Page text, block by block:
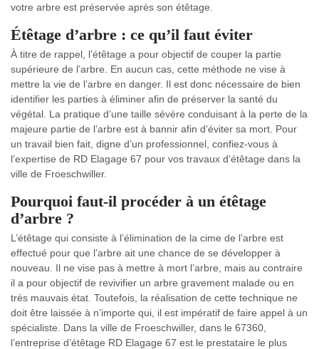
votre arbre est préservée après son étêtage.
Étêtage d’arbre : ce qu’il faut éviter
À titre de rappel, l’étêtage a pour objectif de couper la partie
supérieure de l’arbre. En aucun cas, cette méthode ne vise à
mettre la vie de l’arbre en danger. Il est donc nécessaire de bien
identifier les parties à éliminer afin de préserver la santé du
végétal. La pratique d’une taille sévère conduisant à la perte de la
majeure partie de l’arbre est à bannir afin d’éviter sa mort. Pour
un travail bien fait, digne d’un professionnel, confiez-vous à
l’expertise de RD Elagage 67 pour vos travaux d’étêtage dans la
ville de Froeschwiller.
Pourquoi faut-il procéder à un étêtage
d’arbre ?
L’étêtage qui consiste à l’élimination de la cime de l’arbre est
effectué pour que l’arbre ait une chance de se développer à
nouveau. Il ne vise pas à mettre à mort l’arbre, mais au contraire
il a pour objectif de revivifier un arbre gravement malade ou en
très mauvais état. Toutefois, la réalisation de cette technique ne
doit être laissée à n’importe qui, il est impératif de faire appel à un
spécialiste. Dans la ville de Froeschwiller, dans le 67360,
l’entreprise d’étêtage RD Elagage 67 est le prestataire le plus